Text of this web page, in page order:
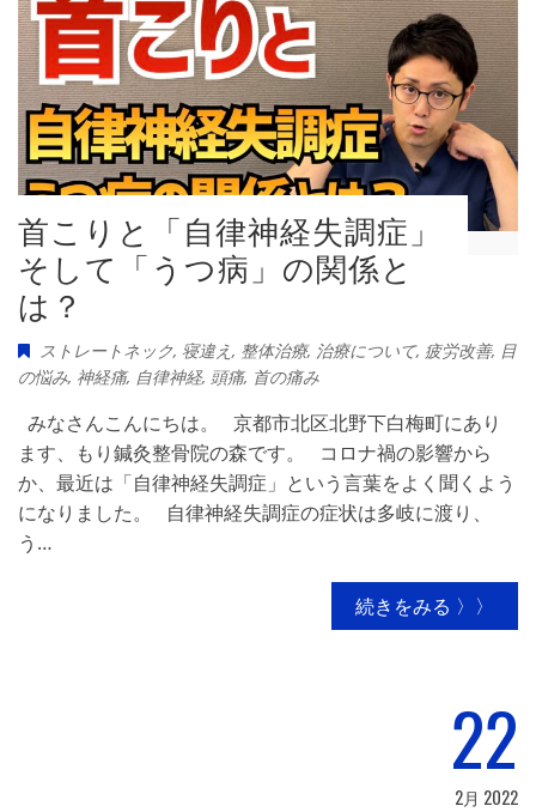
首こりと「自律神経失調症」
そして「うつ病」の関係と
は？
ストレートネック, 寝違え, 整体治療, 治療について, 疲労改善, 目
の悩み, 神経痛, 自律神経, 頭痛, 首の痛み
みなさんこんにちは。 京都市北区北野下白梅町にあり
ます、もり鍼灸整骨院の森です。 コロナ禍の影響から
か、最近は「自律神経失調症」という言葉をよく聞くよう
になりました。 自律神経失調症の症状は多岐に渡り、
う…
続きをみる 〉〉
22
2月 2022